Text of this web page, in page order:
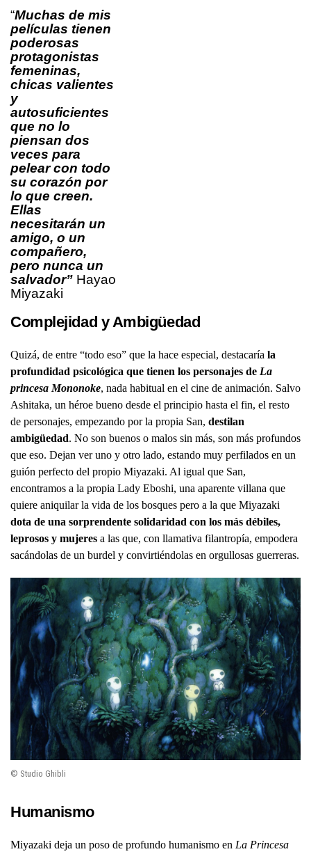
“Muchas de mis
películas tienen
poderosas
protagonistas
femeninas,
chicas valientes
y
autosuficientes
que no lo
piensan dos
veces para
pelear con todo
su corazón por
lo que creen.
Ellas
necesitarán un
amigo, o un
compañero,
pero nunca un
salvador” Hayao
Miyazaki
Complejidad y Ambigüedad
Quizá, de entre “todo eso” que la hace especial, destacaría la
profundidad psicológica que tienen los personajes de La
princesa Mononoke, nada habitual en el cine de animación. Salvo
Ashitaka, un héroe bueno desde el principio hasta el fin, el resto
de personajes, empezando por la propia San, destilan
ambigüedad. No son buenos o malos sin más, son más profundos
que eso. Dejan ver uno y otro lado, estando muy perfilados en un
guión perfecto del propio Miyazaki. Al igual que San,
encontramos a la propia Lady Eboshi, una aparente villana que
quiere aniquilar la vida de los bosques pero a la que Miyazaki
dota de una sorprendente solidaridad con los más débiles,
leprosos y mujeres a las que, con llamativa filantropía, empodera
sacándolas de un burdel y convirtiéndolas en orgullosas guerreras.
© Studio Ghibli
Humanismo
Miyazaki deja un poso de profundo humanismo en La Princesa